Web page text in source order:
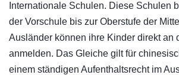
Internationale Schulen. Diese Schulen
der Vorschule bis zur Oberstufe der
Ausländer können ihre Kinder direkt an
anmelden. Das Gleiche gilt für
einem ständigen Aufenthaltsrecht im